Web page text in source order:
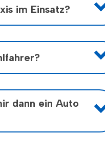
im Einsatz?
oder früh morgens ein
insbesondere für
dann ein Auto
wir über einen